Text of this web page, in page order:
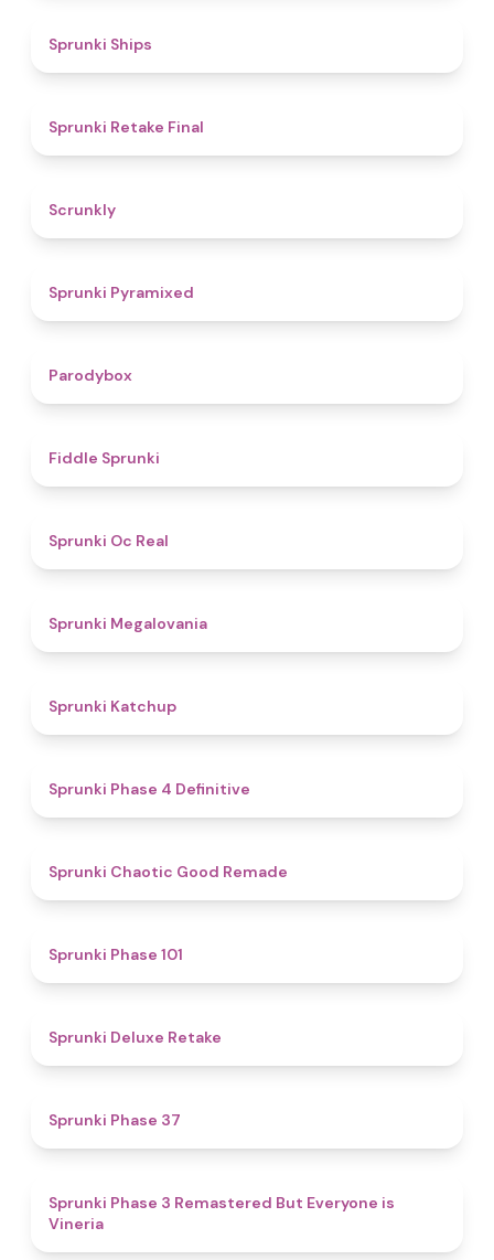
Sprunki Ships
Sprunki Retake Final
Scrunkly
Sprunki Pyramixed
Parodybox
Fiddle Sprunki
Sprunki Oc Real
Sprunki Megalovania
Sprunki Katchup
Sprunki Phase 4 Definitive
Sprunki Chaotic Good Remade
Sprunki Phase 101
Sprunki Deluxe Retake
Sprunki Phase 37
Sprunki Phase 3 Remastered But Everyone is
Vineria